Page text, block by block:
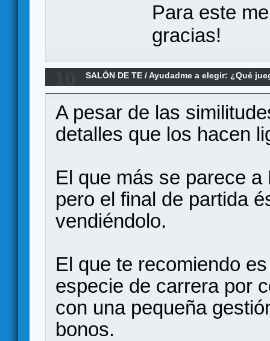
Para este
gracias!
SALÓN DE TE /Ayudadme a elegir: ¿Qué
A pesar de las
detalles que los hacen
El que más se parece
pero el final de partida
vendiéndolo.
El que te recomiendo
especie de carrera por
con una pequeña
bonos.